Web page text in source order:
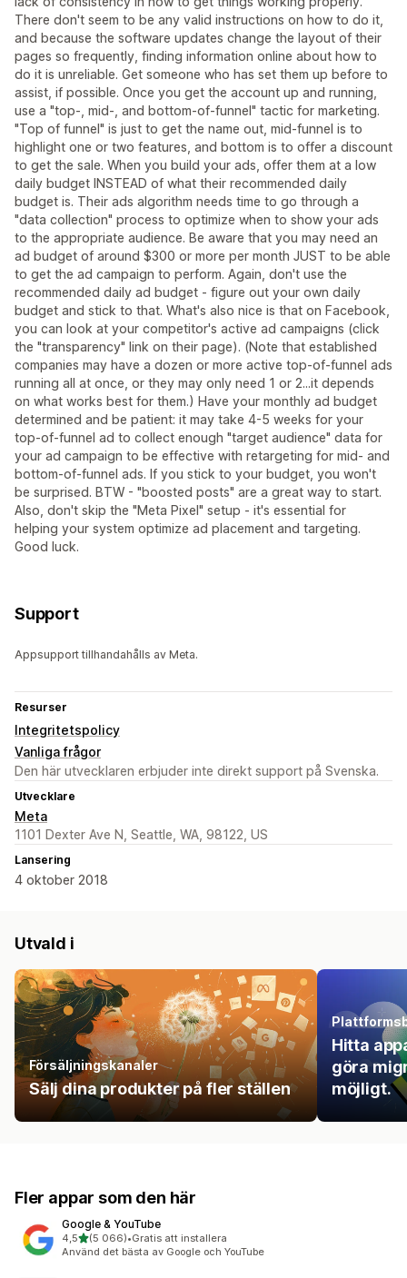
There don't seem to be any valid instructions on how to do it,
and because the software updates change the layout of their
pages so frequently, finding information online about how to
do it is unreliable. Get someone who has set them up before to
assist, if possible. Once you get the account up and running,
use a "top-, mid-, and bottom-of-funnel" tactic for marketing.
"Top of funnel" is just to get the name out, mid-funnel is to
highlight one or two features, and bottom is to offer a discount
to get the sale. When you build your ads, offer them at a low
daily budget INSTEAD of what their recommended daily
budget is. Their ads algorithm needs time to go through a
"data collection" process to optimize when to show your ads
to the appropriate audience. Be aware that you may need an
ad budget of around $300 or more per month JUST to be able
to get the ad campaign to perform. Again, don't use the
recommended daily ad budget - figure out your own daily
budget and stick to that. What's also nice is that on Facebook,
you can look at your competitor's active ad campaigns (click
the "transparency" link on their page). (Note that established
companies may have a dozen or more active top-of-funnel ads
running all at once, or they may only need 1 or 2...it depends
on what works best for them.) Have your monthly ad budget
determined and be patient: it may take 4-5 weeks for your
top-of-funnel ad to collect enough "target audience" data for
your ad campaign to be effective with retargeting for mid- and
bottom-of-funnel ads. If you stick to your budget, you won't
be surprised. BTW - "boosted posts" are a great way to start.
Also, don't skip the "Meta Pixel" setup - it's essential for
helping your system optimize ad placement and targeting.
Good luck.
Support
Appsupport tillhandahålls av Meta.
Resurser
Integritetspolicy
Vanliga frågor
Den här utvecklaren erbjuder inte direkt support på Svenska.
Utvecklare
Meta
1101 Dexter Ave N, Seattle, WA, 98122, US
Lansering
4 oktober 2018
Utvald i
Försäljningskanaler
Sälj dina produkter på fler ställen
Hitta
göra
möjligt.
Fler appar som den här
Google & YouTube
4,5av 5 stjärnor
(5 066)
5066 recensioner totalt
•Gratis att installera
Använd det bästa av Google och YouTube